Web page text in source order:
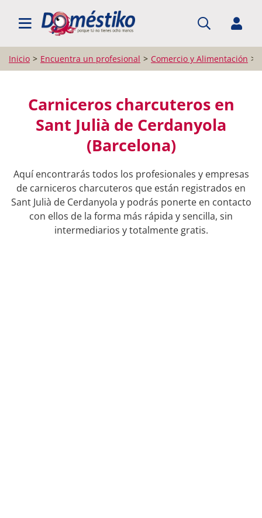
BUSCAR PROFESIONALES
Inicio Encuentra un profesional Comercio y Alimentación
Carniceros charcuteros en
Sant Julià de Cerdanyola
(Barcelona)
Aquí encontrarás todos los profesionales y empresas
de carniceros charcuteros que están registrados en
Sant Julià de Cerdanyola y podrás ponerte en contacto
con ellos de la forma más rápida y sencilla, sin
intermediarios y totalmente gratis.